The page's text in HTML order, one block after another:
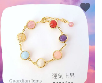
favorite